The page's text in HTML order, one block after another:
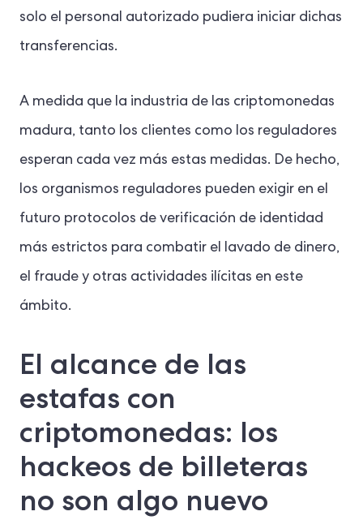
solo el personal autorizado pudiera iniciar dichas
transferencias.
A medida que la industria de las criptomonedas
madura, tanto los clientes como los reguladores
esperan cada vez más estas medidas. De hecho,
los organismos reguladores pueden exigir en el
futuro protocolos de verificación de identidad
más estrictos para combatir el lavado de dinero,
el fraude y otras actividades ilícitas en este
ámbito.
El alcance de las
estafas con
criptomonedas: los
hackeos de billeteras
no son algo nuevo